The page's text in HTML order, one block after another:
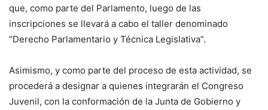
que, como parte del Parlamento, luego de las
inscripciones se llevará a cabo el taller denominado
“Derecho Parlamentario y Técnica Legislativa”.
Asimismo, y como parte del proceso de esta actividad, se
procederá a designar a quienes integrarán el Congreso
Juvenil, con la conformación de la Junta de Gobierno y